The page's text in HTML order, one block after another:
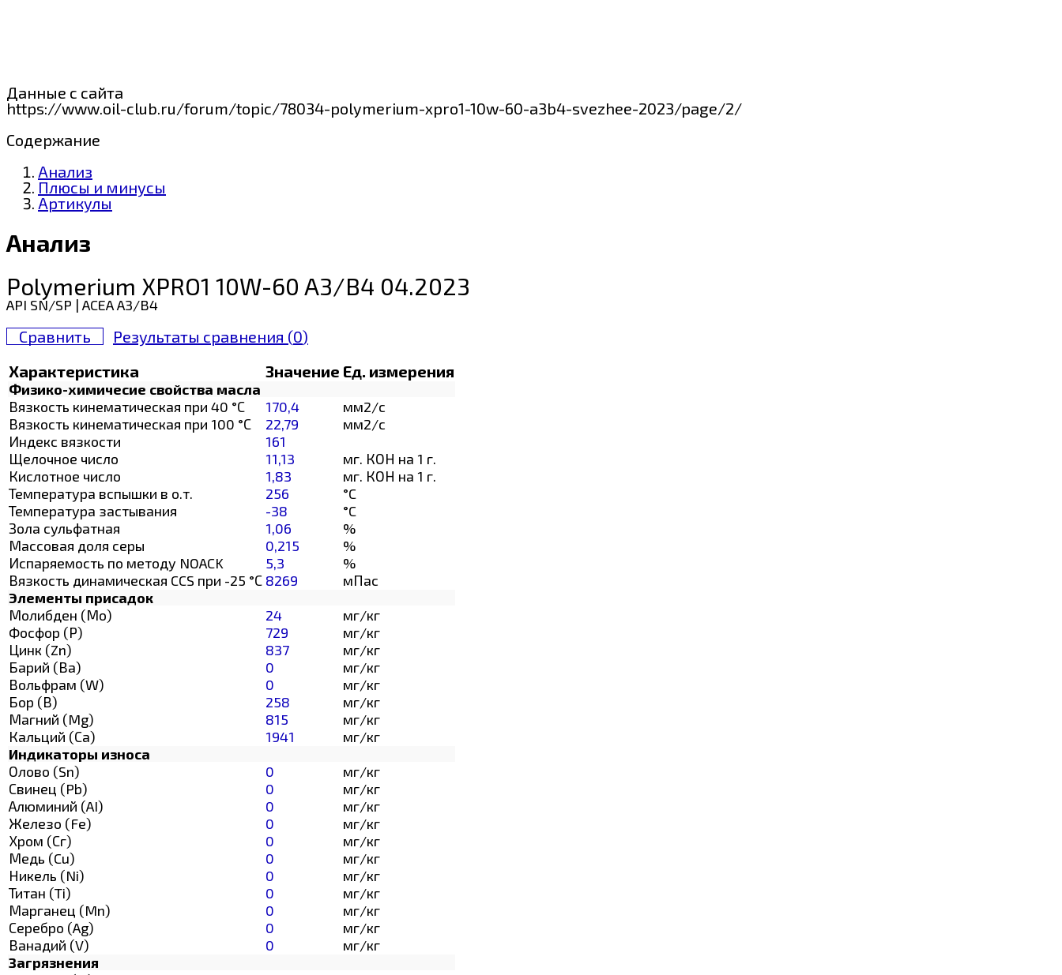
Данные с сайта
https://www.oil-club.ru/forum/topic/78034-polymerium-xpro1-10w-60-a3b4-svezhee-2023/page/2/
Содержание
Анализ
Плюсы и минусы
Артикулы
Анализ
Polymerium XPRO1 10W-60 A3/B4 04.2023
API SN/SP | ACEA A3/B4
Сравнить Результаты сравнения (0)
Характеристика
Значение Ед. измерения
Физико-химичесие свойства масла
Вязкость кинематическая при 40 °С
170,4
мм2/с
Вязкость кинематическая при 100 °С
22,79
мм2/с
Индекс вязкости
161
Щелочное число
11,13
мг. КОН на 1 г.
Кислотное число
1,83
мг. КОН на 1 г.
Температура вспышки в о.т.
256
°C
Температура застывания
-38
°C
Зола сульфатная
1,06
%
Массовая доля серы
0,215
%
Испаряемость по методу NOACK
5,3
%
Вязкость динамическая CCS при -25 °С 8269
мПас
Элементы присадок
Молибден (Мо)
24
мг/кг
Фосфор (Р)
729
мг/кг
Цинк (Zn)
837
мг/кг
Барий (Ва)
0
мг/кг
Вольфрам (W)
0
мг/кг
Бор (В)
258
мг/кг
Магний (Mg)
815
мг/кг
Кальций (Са)
1941
мг/кг
Индикаторы износа
Олово (Sn)
0
мг/кг
Свинец (Pb)
0
мг/кг
Алюминий (AI)
0
мг/кг
Железо (Fe)
0
мг/кг
Хром (Сг)
0
мг/кг
Медь (Cu)
0
мг/кг
Никель (Ni)
0
мг/кг
Титан (Ti)
0
мг/кг
Марганец (Mn)
0
мг/кг
Серебро (Ag)
0
мг/кг
Ванадий (V)
0
мг/кг
Загрязнения